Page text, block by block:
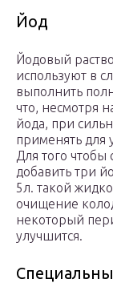
Йод
Йодовый
используют в
выполнить
что, несмотря
йода, при
применять для
Для того чтобы
добавить три
5л. такой
очищение
некоторый
улучшится.